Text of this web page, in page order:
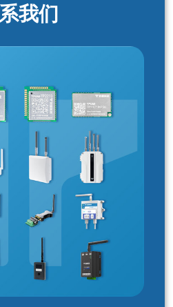
我们